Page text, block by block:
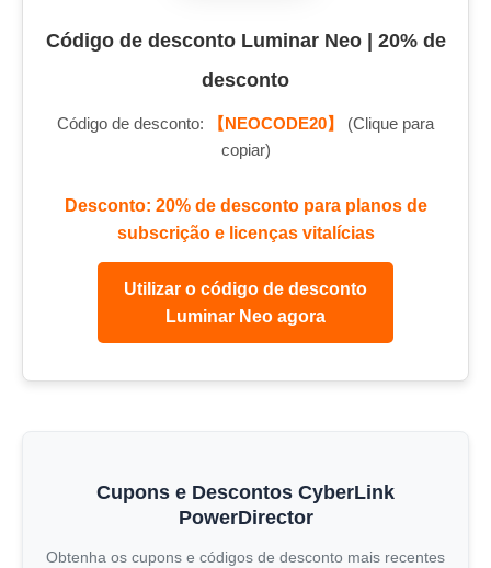
Código de desconto Luminar Neo | 20% de
desconto
Código de desconto: 【NEOCODE20】
(Clique para
copiar)
Desconto: 20% de desconto para planos de
subscrição e licenças vitalícias
Utilizar o código de desconto
Luminar Neo agora
Cupons e Descontos CyberLink
PowerDirector
Obtenha os cupons e códigos de desconto mais recentes